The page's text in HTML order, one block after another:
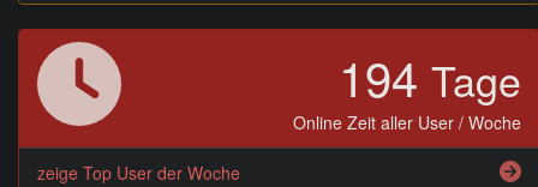
194 Tage
Online Zeit aller User / Woche
zeige Top User der Woche